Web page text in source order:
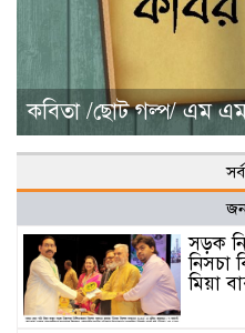
কবিতা /ছোট গল্প/ এম
সড়ক
নিসচা
মিয়া